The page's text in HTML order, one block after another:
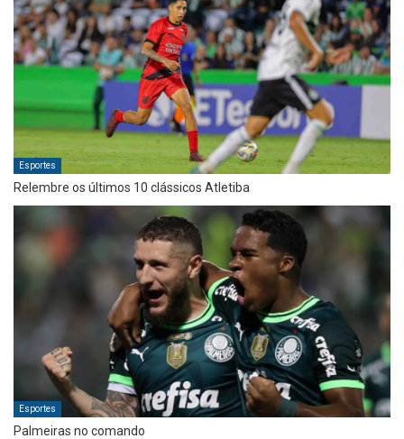
Esportes
Relembre os últimos 10 clássicos Atletiba
Esportes
Palmeiras no comando